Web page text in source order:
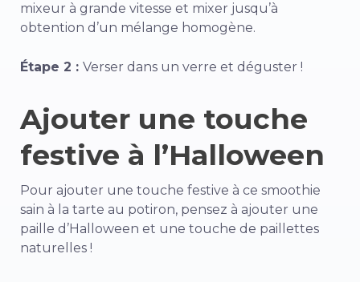
mixeur à grande vitesse et mixer jusqu’à
obtention d’un mélange homogène.
Étape 2 : Verser dans un verre et déguster !
Ajouter une touche
festive à l’Halloween
Pour ajouter une touche festive à ce smoothie
sain à la tarte au potiron, pensez à ajouter une
paille d’Halloween et une touche de paillettes
naturelles !